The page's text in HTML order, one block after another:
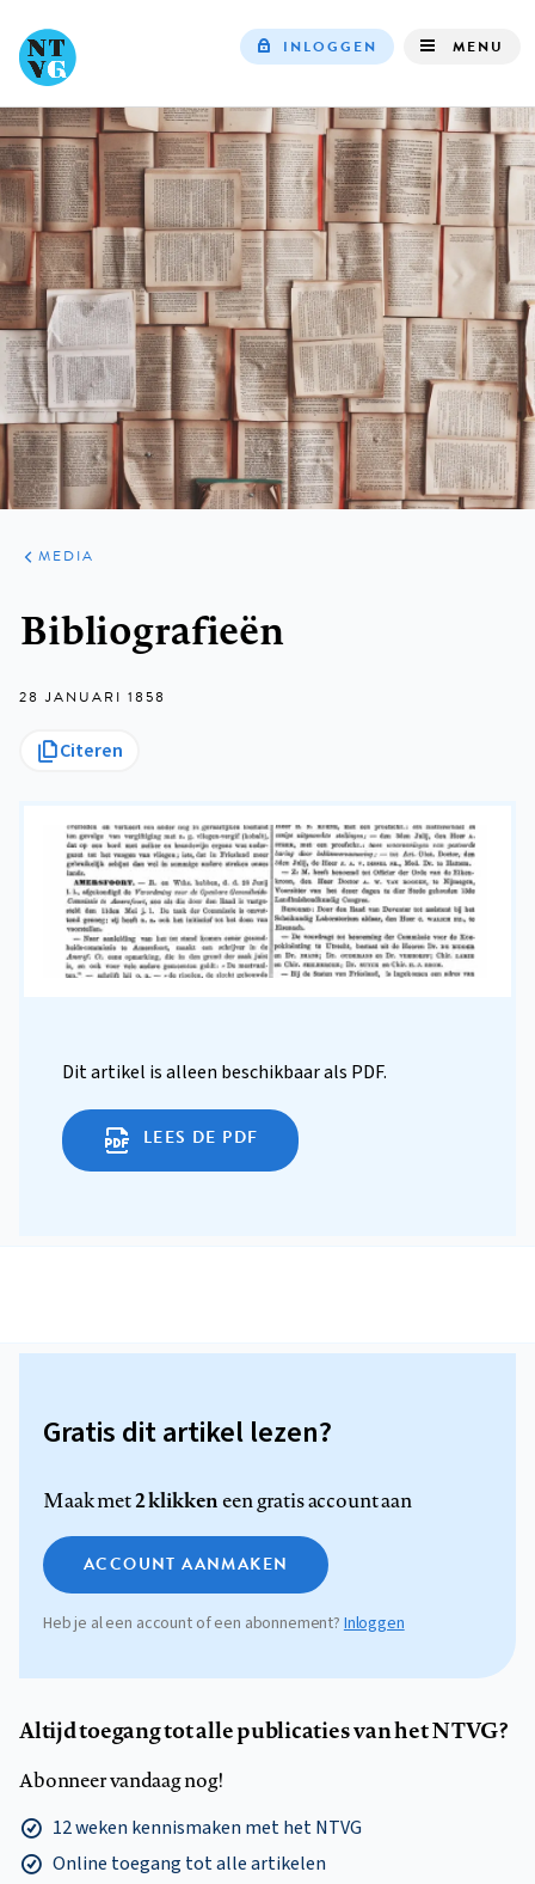
navigation
INLOGGEN MENU
ARTIKELEN
VARIA
MEDIA
Bibliografieën
28 JANUARI 1858
Citeren
Dit artikel is alleen beschikbaar als PDF.
LEES DE PDF
Gratis dit artikel lezen?
Maak met2 klikkeneen gratis account aan
ACCOUNT AANMAKEN
Heb je al een account of een abonnement? Inloggen
Altijd toegang tot alle publicaties van het NTVG?
Abonneer vandaag nog!
12 weken kennismaken met het NTVG
Online toegang tot alle artikelen